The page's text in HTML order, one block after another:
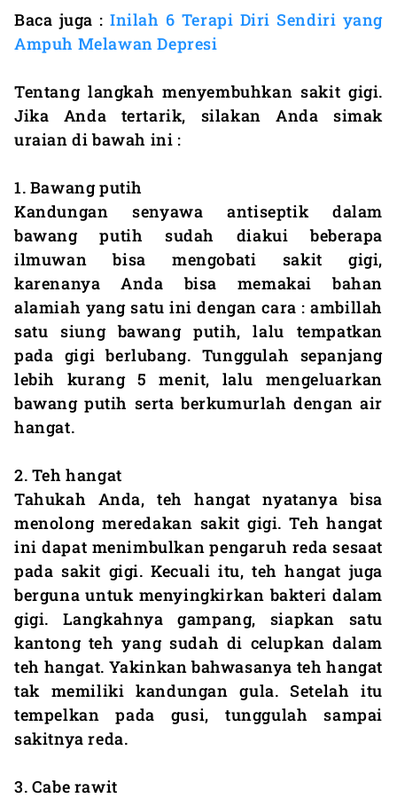
Baca juga : Inilah 6 Terapi Diri Sendiri yang
Ampuh Melawan Depresi
Tentang langkah menyembuhkan sakit gigi.
Jika Anda tertarik, silakan Anda simak
uraian di bawah ini :
1. Bawang putih
Kandungan senyawa antiseptik dalam
bawang putih sudah diakui beberapa
ilmuwan bisa mengobati sakit gigi,
karenanya Anda bisa memakai bahan
alamiah yang satu ini dengan cara : ambillah
satu siung bawang putih, lalu tempatkan
pada gigi berlubang. Tunggulah sepanjang
lebih kurang 5 menit, lalu mengeluarkan
bawang putih serta berkumurlah dengan air
hangat.
2. Teh hangat
Tahukah Anda, teh hangat nyatanya bisa
menolong meredakan sakit gigi. Teh hangat
ini dapat menimbulkan pengaruh reda sesaat
pada sakit gigi. Kecuali itu, teh hangat juga
berguna untuk menyingkirkan bakteri dalam
gigi. Langkahnya gampang, siapkan satu
kantong teh yang sudah di celupkan dalam
teh hangat. Yakinkan bahwasanya teh hangat
tak memiliki kandungan gula. Setelah itu
tempelkan pada gusi, tunggulah sampai
sakitnya reda.
3. Cabe rawit